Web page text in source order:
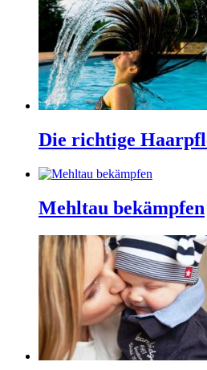
Die richtige
Mehltau bekämpfen